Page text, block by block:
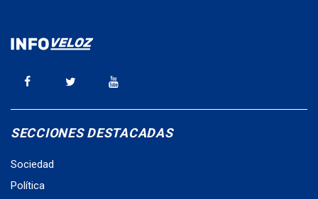
SECCIONES DESTACADAS
Sociedad
Política